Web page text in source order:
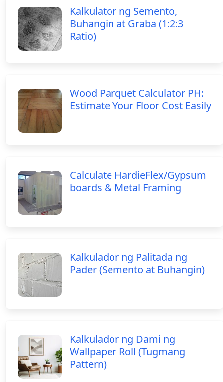
Kalkulator ng Semento,
Buhangin at Graba (1:2:3
Ratio)
Wood Parquet Calculator PH:
Estimate Your Floor Cost Easily
Calculate HardieFlex/Gypsum
boards & Metal Framing
Kalkulador ng Palitada ng
Pader (Semento at Buhangin)
Kalkulador ng Dami ng
Wallpaper Roll (Tugmang
Pattern)